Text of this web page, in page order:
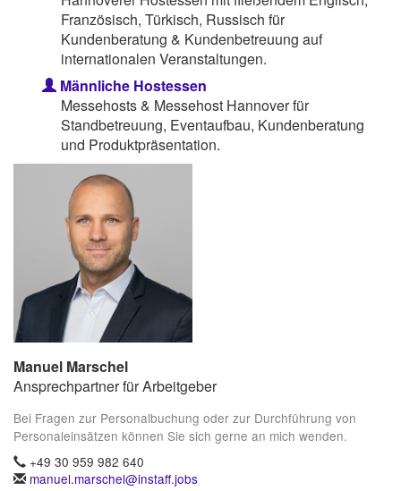
Französisch, Türkisch, Russisch für
Kundenberatung & Kundenbetreuung auf
internationalen Veranstaltungen.
Männliche Hostessen
Messehosts & Messehost Hannover für
Standbetreuung, Eventaufbau, Kundenberatung
und Produktpräsentation.
Manuel Marschel
Ansprechpartner für Arbeitgeber
Bei Fragen zur Personalbuchung oder zur Durchführung von
Personaleinsätzen können Sie sich gerne an mich wenden.
+49 30 959 982 640
manuel.marschel@instaff.jobs